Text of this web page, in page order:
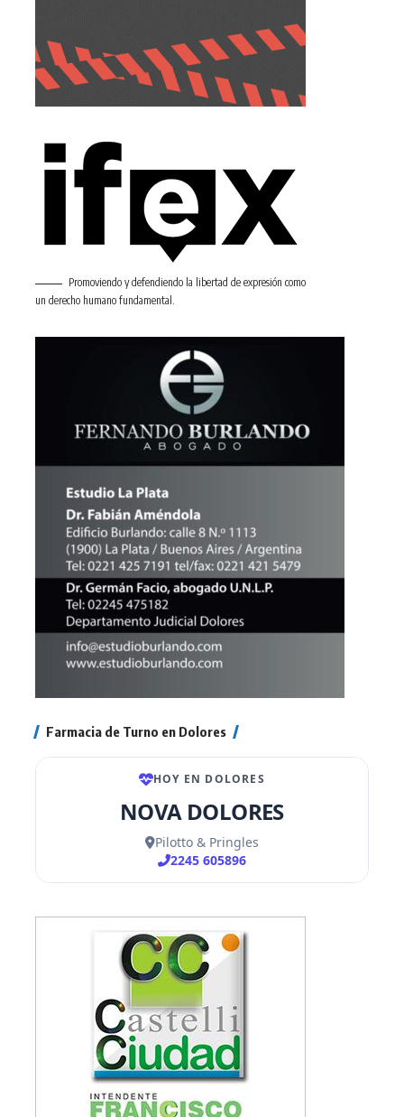
Promoviendo y defendiendo la libertad de expresión como
un derecho humano fundamental.
Farmacia de Turno en Dolores